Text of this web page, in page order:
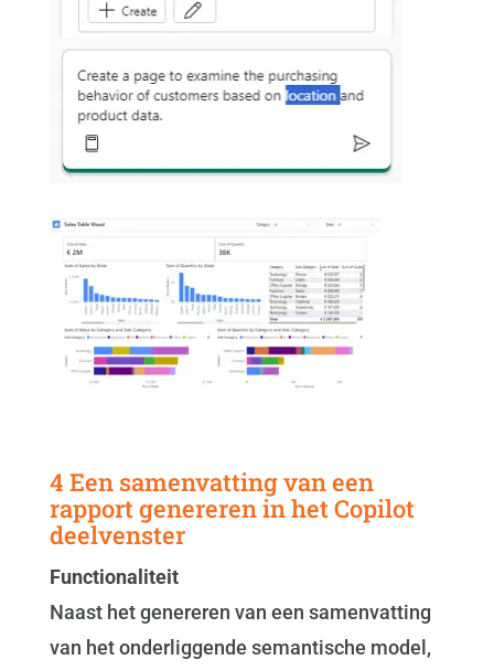
4 Een samenvatting van een
rapport genereren in het Copilot
deelvenster
Functionaliteit
Naast het genereren van een samenvatting
van het onderliggende semantische model,